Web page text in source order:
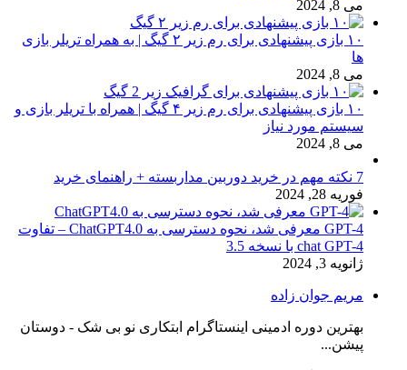
می 8, 2024
۱۰ بازی پیشنهادی برای رم زیر ۲ گیگ | به همراه تریلر بازی
ها
می 8, 2024
۱۰ بازی پیشنهادی برای رم زیر ۴ گیگ | همراه با تریلر بازی و
سیستم مورد نیاز
می 8, 2024
7 نکته مهم در خرید دوربین مداربسته + راهنمای خرید
فوریه 28, 2024
GPT-4 معرفی شد، نحوه دسترسی به ChatGPT4.0 – تفاوت
chat GPT-4 با نسخه 3.5
ژانویه 3, 2024
مریم جوان زاده
بهترین دوره ادمینی اینستاگرام ابتکاری نو بی شک - دوستان
پیشن...